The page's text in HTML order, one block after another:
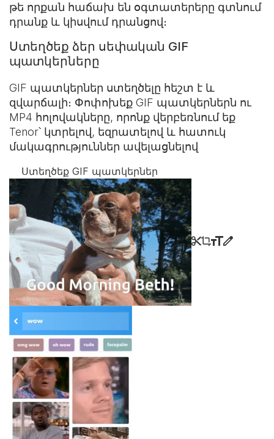
թե որքան հաճախ են օգտատերերը գտնում
դրանք և կիսվում դրանցով։
Ստեղծեք ձեր սեփական GIF
պատկերները
GIF պատկերներ ստեղծելը հեշտ է և
զվարճալի։ Փոփոխեք GIF պատկերներն ու
MP4 հոլովակները, որոնք վերբեռնում եք
Tenor՝ կտրելով, եզրատելով և հատուկ
մակագրություններ ավելացնելով
Ստեղծեք GIF պատկերներ